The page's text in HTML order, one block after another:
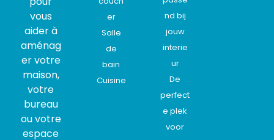
vous
aider à
aménag
er votre
maison,
votre
bureau
ou votre
espace
er
Salle
de
bain
Cuisine
nd bij
jouw
interie
ur
De
perfect
e plek
voor